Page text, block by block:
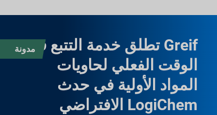
مدونةGreif تطلق خدمة التتبع في
الوقت الفعلي لحاويات
المواد الأولية في حدث
LogiChem الافتراضي